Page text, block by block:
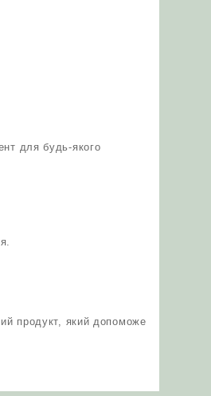
для будь-якого
продукт, який допоможе